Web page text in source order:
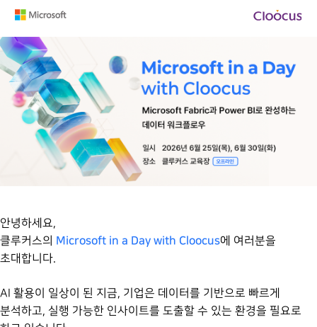
안녕하세요,
클루커스의 Microsoft in a Day with Cloocus에 여러분을
초대합니다.
AI 활용이 일상이 된 지금, 기업은 데이터를 기반으로 빠르게
분석하고, 실행 가능한 인사이트를 도출할 수 있는 환경을 필요로